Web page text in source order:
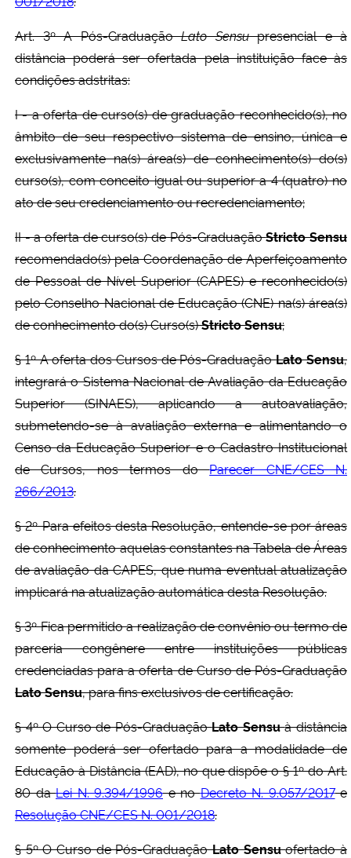
Art. 3º A Pós-GraduaçãoLato Sensupresencial e à
distância poderá ser ofertada pela instituição face às
condições adstritas:
I - a oferta de curso(s) de graduação reconhecido(s), no
âmbito de seu respectivo sistema de ensino, única e
exclusivamente na(s) área(s) de conhecimento(s) do(s)
curso(s), com conceito igual ou superior a 4 (quatro) no
ato de seu credenciamento ou recredenciamento;
II - a oferta de curso(s) de Pós-GraduaçãoStricto Sensu
recomendado(s) pela Coordenação de Aperfeiçoamento
de Pessoal de Nível Superior (CAPES) e reconhecido(s)
pelo Conselho Nacional de Educação (CNE) na(s) área(s)
de conhecimento do(s) Curso(s)Stricto Sensu;
§ 1º A oferta dos Cursos de Pós-GraduaçãoLato Sensu,
integrará o Sistema Nacional de Avaliação da Educação
Superior (SINAES), aplicando a autoavaliação,
submetendo-se à avaliação externa e alimentando o
Censo da Educação Superior e o Cadastro Institucional
de Cursos, nos termos doParecer CNE/CES N.
266/2013.
§ 2º Para efeitos desta Resolução, entende-se por áreas
de conhecimento aquelas constantes na Tabela de Áreas
de avaliação da CAPES, que numa eventual atualização
implicará na atualização automática desta Resolução.
§ 3º Fica permitido a realização de convênio ou termo de
parceria congênere entre instituições públicas
credenciadas para a oferta de Curso de Pós-Graduação
Lato Sensu, para fins exclusivos de certificação.
§ 4º O Curso de Pós-GraduaçãoLato Sensuà distância
somente poderá ser ofertado para a modalidade de
Educação à Distância (EAD), no que dispõe o § 1º do Art.
80 daLei N. 9.394/1996e noDecreto N. 9.057/2017e
Resolução CNE/CES N. 001/2018.
§ 5º O Curso de Pós-GraduaçãoLato Sensuofertado à